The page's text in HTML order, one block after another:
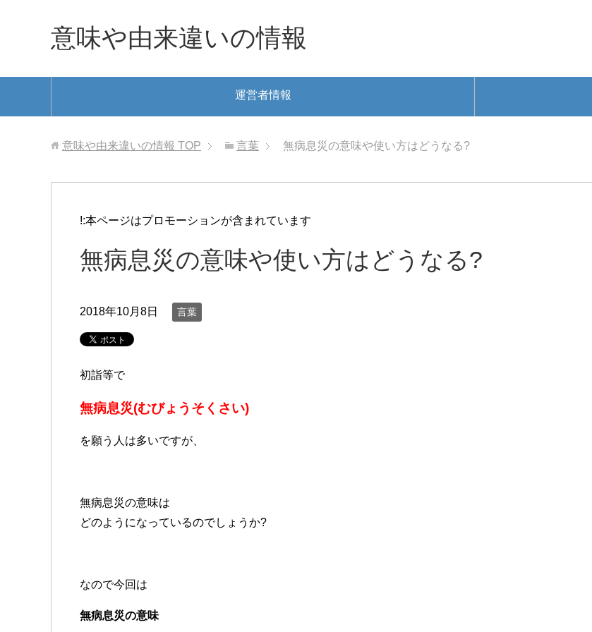
意味や由来違いの情報
運営者情報
意味や由来違いの情報 TOP 言葉 無病息災の意味や使い方はどうなる?
!:本ページはプロモーションが含まれています
無病息災の意味や使い方はどうなる?
2018年10月8日 言葉
初詣等で
無病息災(むびょうそくさい)
を願う人は多いですが、
無病息災の意味は
どのようになっているのでしょうか?
なので今回は
無病息災の意味